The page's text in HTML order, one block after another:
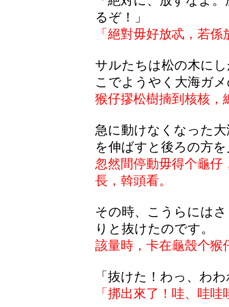
るぞ！」
「絕對毋好放忒，若
サルたちは松の木に
こでようやく大海ガ
猴仔摎松樹揇到 核核，
急に動けなくなった
を伸ばすと後ろの方
忽然間停動毋得个龜仔
長，斡頭看。
その時、こうらには
りと抜けたのです。
該量時，卡在龜殼个猴
「抜けた！わっ、わ
「 挷出來了！哇、哇哇